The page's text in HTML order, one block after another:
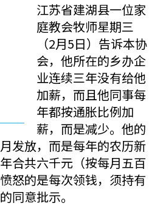
江苏省建湖县一位家
庭教会牧师星期三
（2月5日）告诉本协
会，他所在的乡办企
业连续三年没有给他
加薪，而且他同事每
年都按通胀比例加
薪，而是减少。他的
发放，而是每年的农历新
合共六千元（按每月五百
怒的是每次领钱，须持有
同意批示。